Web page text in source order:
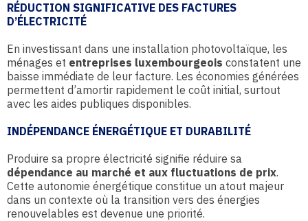
RÉDUCTION SIGNIFICATIVE DES FACTURES
D’ÉLECTRICITÉ
En investissant dans une installation photovoltaïque, les
ménages et entreprises luxembourgeois constatent une
baisse immédiate de leur facture. Les économies générées
permettent d’amortir rapidement le coût initial, surtout
avec les aides publiques disponibles.
INDÉPENDANCE ÉNERGÉTIQUE ET DURABILITÉ
Produire sa propre électricité signifie réduire sa
dépendance au marché et aux fluctuations de prix.
Cette autonomie énergétique constitue un atout majeur
dans un contexte où la transition vers des énergies
renouvelables est devenue une priorité.